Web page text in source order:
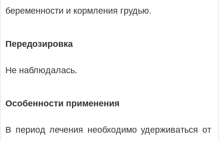
беременности и кормления грудью.
Передозировка
Не наблюдалась.
Особенности применения
В период лечения необходимо удерживаться от